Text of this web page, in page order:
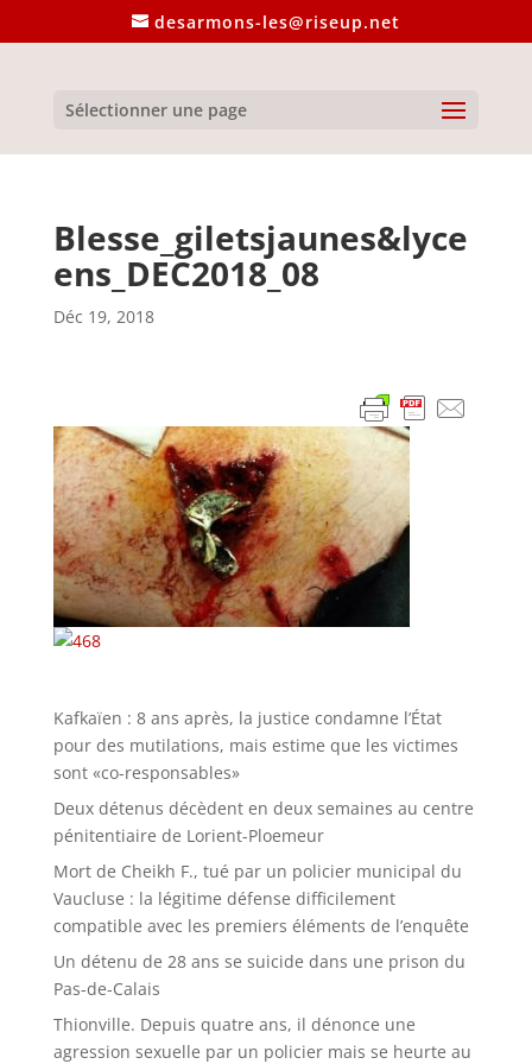
desarmons-les@riseup.net
Sélectionner une page
Blesse_giletsjaunes&lyce
ens_DEC2018_08
Déc 19, 2018
Kafkaïen : 8 ans après, la justice condamne l’État
pour des mutilations, mais estime que les victimes
sont «co-responsables»
Deux détenus décèdent en deux semaines au centre
pénitentiaire de Lorient-Ploemeur
Mort de Cheikh F., tué par un policier municipal du
Vaucluse : la légitime défense difficilement
compatible avec les premiers éléments de l’enquête
Un détenu de 28 ans se suicide dans une prison du
Pas-de-Calais
Thionville. Depuis quatre ans, il dénonce une
agression sexuelle par un policier mais se heurte au